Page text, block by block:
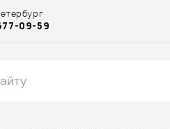
09-59